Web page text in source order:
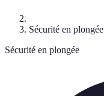
Sécurité en plongée
Sécurité en plongée